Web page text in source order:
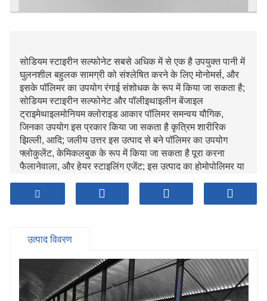
सोडियम स्टाइरीन सल्फोनेट सबसे अधिक में से एक है उपयुक्त पानी में
घुलनशील बहुलक सामग्री को संश्लेषित करने के लिए मोनोमर्स, और
इसके पॉलिमर का उपयोग रंगाई संशोधक के रूप में किया जा सकता है;
सोडियम स्टाइरीन सल्फोनेट और पॉलीइथाइलीन बेंजाइल
ट्राइमेथाइलमोनियम क्लोराइड आकार पॉलिमर समन्वय यौगिक,
जिनका उपयोग इस प्रकार किया जा सकता है कृत्रिम शारीरिक
झिल्ली, आदि; जलीय उत्तर इस उत्पाद से बने पॉलिमर का उपयोग
फ्लोकुलेंट, केमिकलबुक के रूप में किया जा सकता है पूरा करना
फैलानेवाला, और हेयर स्टाइलिंग एजेंट; इस उत्पाद का होमोपोलिमर या
एंटीस्टेटिक एजेंट; इसके अलावा इसका उपयोग आयन के रूप में किया
जाता है परिवर्तन राल और परिवर्तन झिल्ली; यह है इसके अतिरिक्त
इमेजिस डेवलपर्स, और गोलियाँ अल्सर के इलाज के लिए.
उत्पाद विवरण